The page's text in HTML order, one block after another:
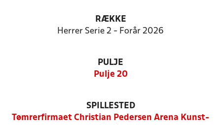
RÆKKE
Herrer Serie 2 - Forår 2026
PULJE
Pulje 20
SPILLESTED
Tømrerfirmaet Christian Pedersen Arena Kunst-